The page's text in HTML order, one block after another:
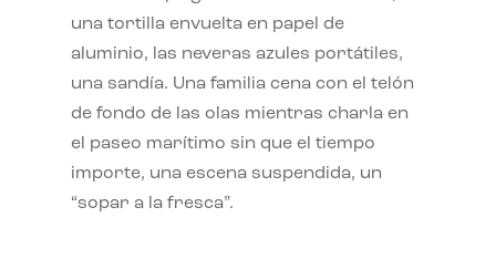
una tortilla envuelta en papel de
aluminio, las neveras azules portátiles,
una sandía. Una familia cena con el telón
de fondo de las olas mientras charla en
el paseo marítimo sin que el tiempo
importe, una escena suspendida, un
“sopar a la fresca”.